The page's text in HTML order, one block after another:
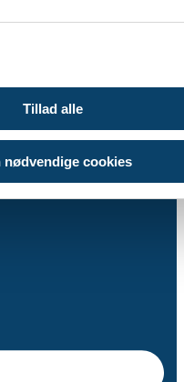
Tillad alle
nødvendige cookies